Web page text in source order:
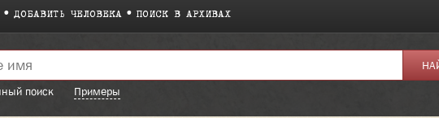
ДОБАВИТЬ ЧЕЛОВЕКА ПОИСК В АРХИВАХ
поиск
Примеры